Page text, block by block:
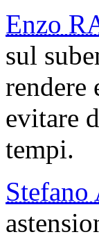
Enzo
sul
rendere
evitare
tempi.